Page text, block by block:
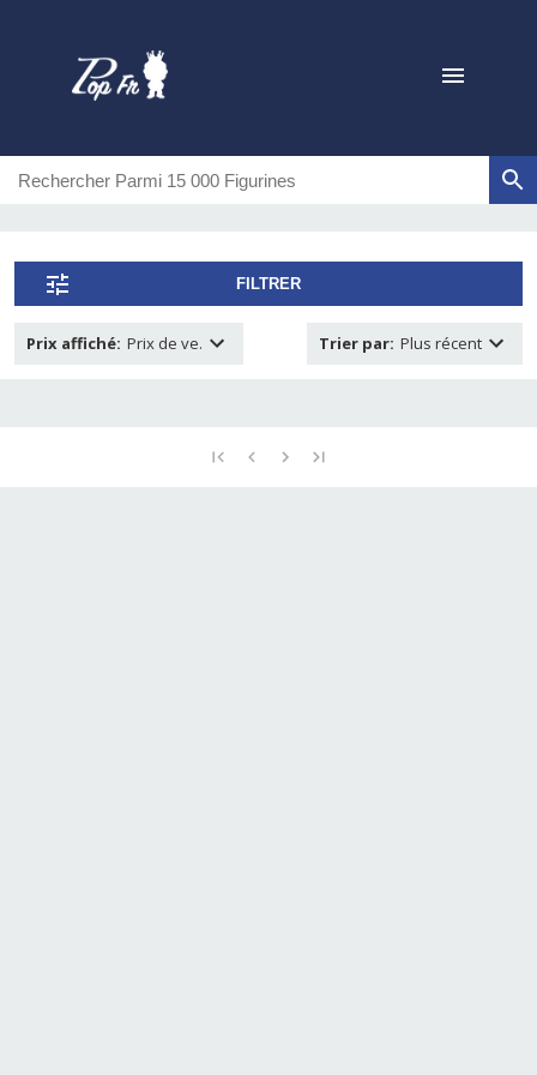
FILTRER
Prix affiché: Prix de ve. Trier par: Plus récent